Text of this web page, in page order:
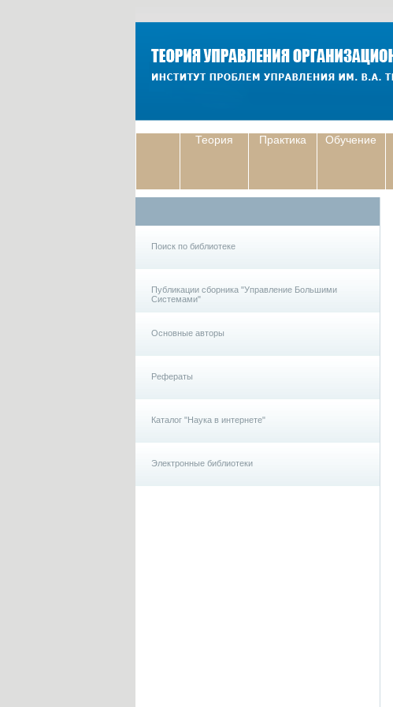
Теория Практика Обучение
Поиск по библиотеке
Публикации сборника "Управление Большими
Системами"
Основные авторы
Рефераты
Каталог "Наука в интернете"
Электронные библиотеки